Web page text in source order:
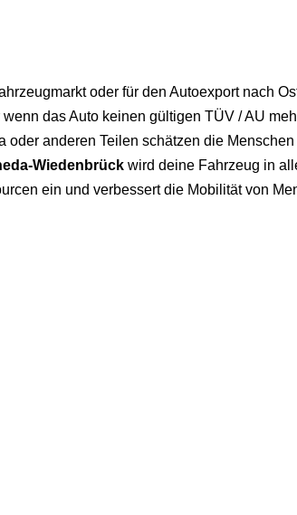
oder für den Autoexport nach
das Auto keinen gültigen TÜV / AU
anderen Teilen schätzen die
Wiedenbrück wird deine Fahrzeug in
ein und verbessert die Mobilität von